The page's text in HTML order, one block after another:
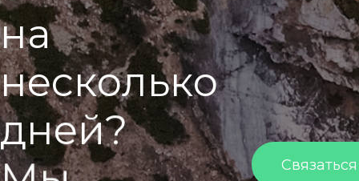
на
несколько
дней?
Связаться